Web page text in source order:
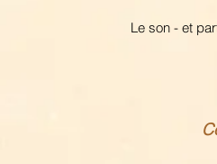
Le son - et